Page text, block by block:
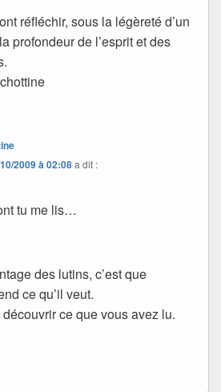
réfléchir, sous la légèreté d’un
profondeur de l’esprit et des
2009 à 02:08a dit :
tu me lis…
des lutins, c’est que
ce qu’il veut.
ce que vous avez lu.